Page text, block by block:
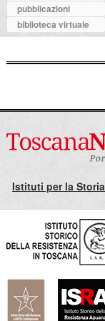
pubblicazioni
biblioteca virtuale
Istituti per la